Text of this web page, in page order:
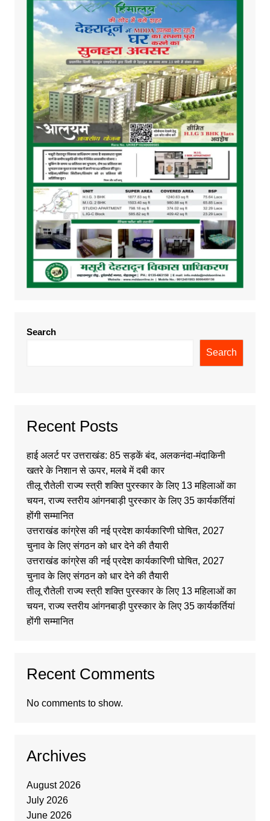
Search
Search
Recent Posts
हाई अलर्ट पर उत्तराखंड: 85 सड़कें बंद, अलकनंदा-मंदाकिनी
खतरे के निशान से ऊपर, मलबे में दबी कार
तीलू रौतेली राज्य स्त्री शक्ति पुरस्कार के लिए 13 महिलाओं का
चयन, राज्य स्तरीय आंगनबाड़ी पुरस्कार के लिए 35 कार्यकर्तियां
होंगी सम्मानित
उत्तराखंड कांग्रेस की नई प्रदेश कार्यकारिणी घोषित, 2027
चुनाव के लिए संगठन को धार देने की तैयारी
उत्तराखंड कांग्रेस की नई प्रदेश कार्यकारिणी घोषित, 2027
चुनाव के लिए संगठन को धार देने की तैयारी
तीलू रौतेली राज्य स्त्री शक्ति पुरस्कार के लिए 13 महिलाओं का
चयन, राज्य स्तरीय आंगनबाड़ी पुरस्कार के लिए 35 कार्यकर्तियां
होंगी सम्मानित
Recent Comments
No comments to show.
Archives
August 2026
July 2026
June 2026